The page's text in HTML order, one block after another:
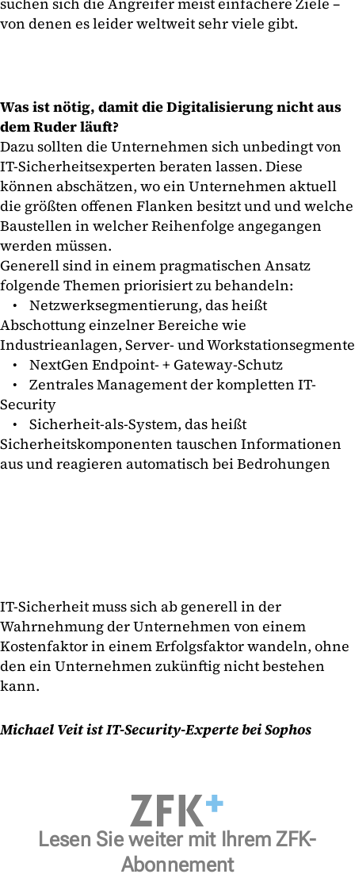
von denen es leider weltweit sehr viele gibt.
Was ist nötig, damit die Digitalisierung nicht aus
dem Ruder läuft?
Dazu sollten die Unternehmen sich unbedingt von
IT-Sicherheitsexperten beraten lassen. Diese
können abschätzen, wo ein Unternehmen aktuell
die größten offenen Flanken besitzt und und welche
Baustellen in welcher Reihenfolge angegangen
werden müssen.
Generell sind in einem pragmatischen Ansatz
folgende Themen priorisiert zu behandeln:
• Netzwerksegmentierung, das heißt
Abschottung einzelner Bereiche wie
Industrieanlagen, Server- und Workstationsegmente
• NextGen Endpoint- + Gateway-Schutz
• Zentrales Management der kompletten IT-
Security
• Sicherheit-als-System, das heißt
Sicherheitskomponenten tauschen Informationen
aus und reagieren automatisch bei Bedrohungen
IT-Sicherheit muss sich ab generell in der
Wahrnehmung der Unternehmen von einem
Kostenfaktor in einem Erfolgsfaktor wandeln, ohne
den ein Unternehmen zukünftig nicht bestehen
kann.
Michael Veit ist IT-Security-Experte bei Sophos
Lesen Sie weiter mit Ihrem ZFK-
Abonnement